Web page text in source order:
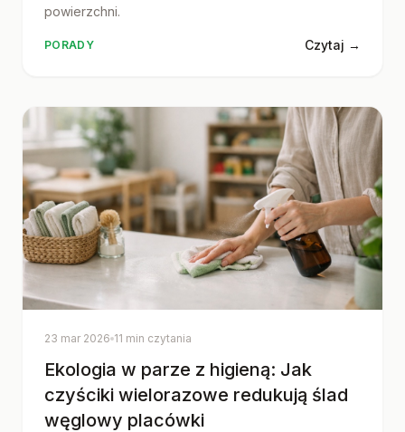
powierzchni.
PORADY Czytaj →
23 mar 2026 11 min czytania
Ekologia w parze z higieną: Jak
czyściki wielorazowe redukują ślad
węglowy placówki